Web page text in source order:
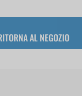
AL NEGOZIO